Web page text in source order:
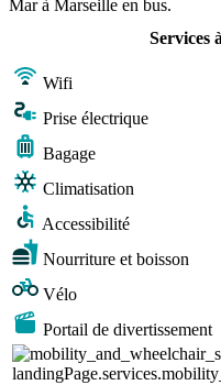
Mar à Marseille en bus.
Services
Wifi
Prise électrique
Bagage
Climatisation
Accessibilité
Nourriture et boisson
Vélo
Portail de divertissement